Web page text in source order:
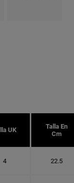
UK
Talla En
Cm
4 22.5